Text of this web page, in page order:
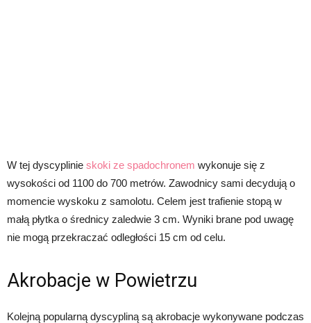
W tej dyscyplinie skoki ze spadochronem wykonuje się z
wysokości od 1100 do 700 metrów. Zawodnicy sami decydują o
momencie wyskoku z samolotu. Celem jest trafienie stopą w
małą płytka o średnicy zaledwie 3 cm. Wyniki brane pod uwagę
nie mogą przekraczać odległości 15 cm od celu.
Akrobacje w Powietrzu
Kolejną popularną dyscypliną są akrobacje wykonywane podczas